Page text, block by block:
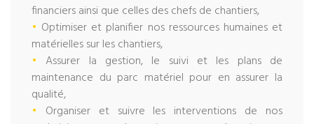
financiers ainsi que celles des chefs de chantiers,
• Optimiser et planifier nos ressources humaines et
matérielles sur les chantiers,
• Assurer la gestion, le suivi et les plans de
maintenance du parc matériel pour en assurer la
qualité,
• Organiser et suivre les interventions de nos